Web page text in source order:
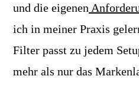
und die eigenen
ich in meiner Praxis
Filter passt zu jedem
mehr als nur das